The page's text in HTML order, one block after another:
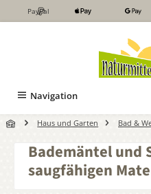
Zum Hauptinhalt springen
PayPal
Navigation
Haus und Garten Bad &
Bademäntel und
saugfähigen